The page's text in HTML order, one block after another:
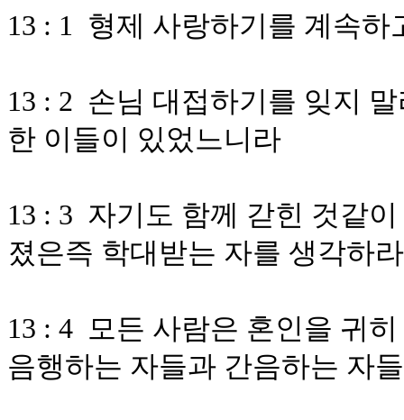
13 : 1 형제 사랑하기를 계속하
13 : 2 손님 대접하기를 잊지
한 이들이 있었느니라
13 : 3 자기도 함께 갇힌 것같
졌은즉 학대받는 자를 생각하라
13 : 4 모든 사람은 혼인을 귀
음행하는 자들과 간음하는 자